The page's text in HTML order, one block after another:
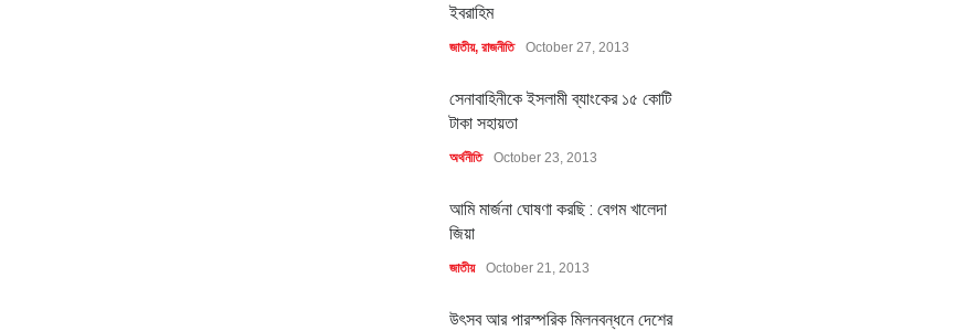
ইবরাহিম
জাতীয়, রাজনীতি October 27, 2013
সেনাবাহিনীকে ইসলামী ব্যাংকের ১৫ কোটি
টাকা সহায়তা
অর্থনীতি October 23, 2013
আমি মার্জনা ঘোষণা করছি : বেগম খালেদা
জিয়া
জাতীয় October 21, 2013
উৎসব আর পারস্পরিক মিলনবন্ধনে দেশের